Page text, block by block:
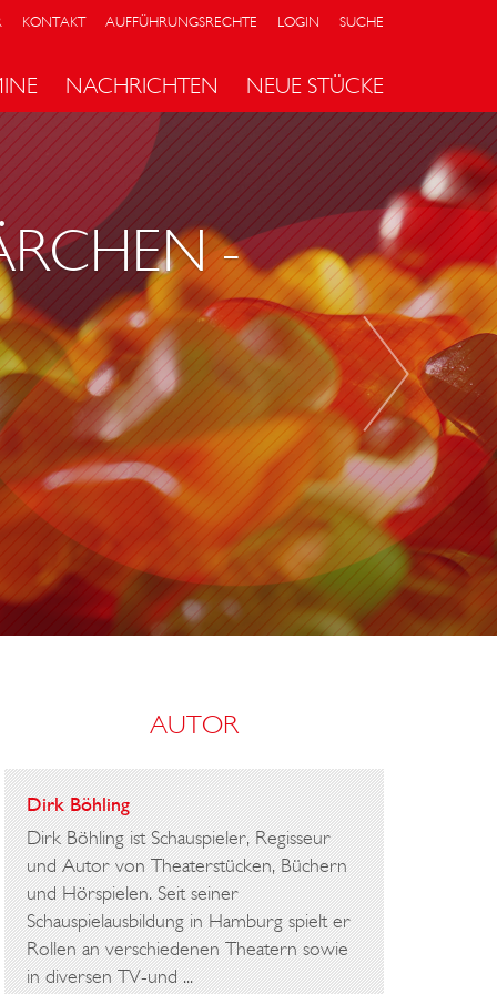
KONTAKT AUFFÜHRUNGSRECHTE LOGIN SUCHE
NACHRICHTEN
NEUE STÜCKE
S
S
A
O
D
E
R
A
L
S
R
O
B
-
AUTOR
Dirk Böhling
Dirk Böhling ist Schauspieler, Regisseur
und Autor von Theaterstücken, Büchern
und Hörspielen. Seit seiner
Schauspielausbildung in Hamburg spielt er
Rollen an verschiedenen Theatern sowie
in diversen TV-und ...